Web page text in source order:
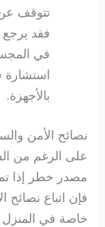
تتوقف عن
فقد يرجع
في
بالأجهزة.
نصائح الأمن
على الرغم من
مصدر خطر إذا تم
فإن اتباع نصائح
خاصة في المنزل